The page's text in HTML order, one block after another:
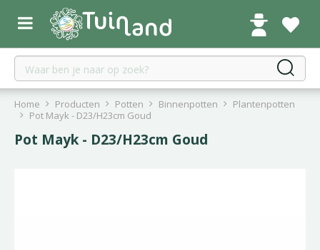
r
Home Producten Potten Binnenpotten
Plantenpotten
Pot Mayk - D23/H23cm Goud
Pot Mayk - D23/H23cm Goud